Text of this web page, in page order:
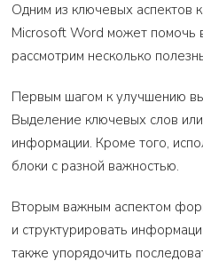
Одним из ключевых аспектов
Microsoft Word может помочь
рассмотрим несколько
Первым шагом к улучшению
Выделение ключевых слов
информации. Кроме того,
блоки с разной важностью.
Вторым важным аспектом
и структурировать
также упорядочить